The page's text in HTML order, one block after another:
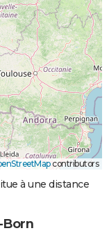
contributors
à une distance
Born